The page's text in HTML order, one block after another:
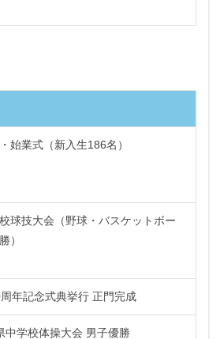
始業式（新入生186名）
球技大会（野球・バスケットボー
）
年記念式典挙行 正門完成
中学校体操大会 男子優勝